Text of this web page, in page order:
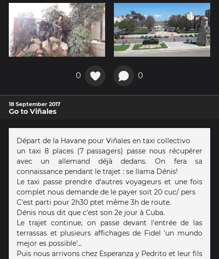
0 0
18 September 2017
Go to Viñales
Départ de la Havane pour Viñales en taxi collectivo
un taxi 8 places (7 passagers) passe nous récupérer
avec un allemand déjà dedans. On fera sa
connaissance pendant le trajet : se llama Dénis!
Le taxi passe prendre d'autres voyageurs et une fois
complet nous demande de le payer soit 20 cuc/ pers
C'est parti pour 2h30 ptet même 3h de route.
Dénis nous dit que c'est son 2e jour à Cuba.
Le trajet continue, on passe devant l'entrée de las
terrassas et plusieurs affichages de Fidel 'un mundo
mejor es possible'...
Puis nous arrivons chez Esperanza y Pedrito et leur fils